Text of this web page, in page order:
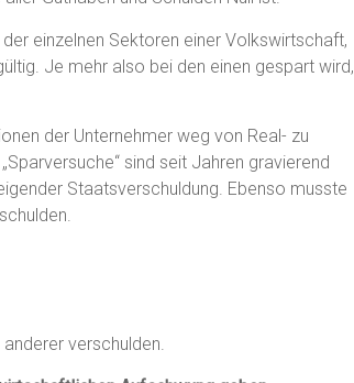
einzelnen Sektoren einer Volkswirtschaft,
Je mehr also bei den einen gespart wird,
der Unternehmer weg von Real- zu
sind seit Jahren gravierend
Staatsverschuldung. Ebenso musste
verschulden.